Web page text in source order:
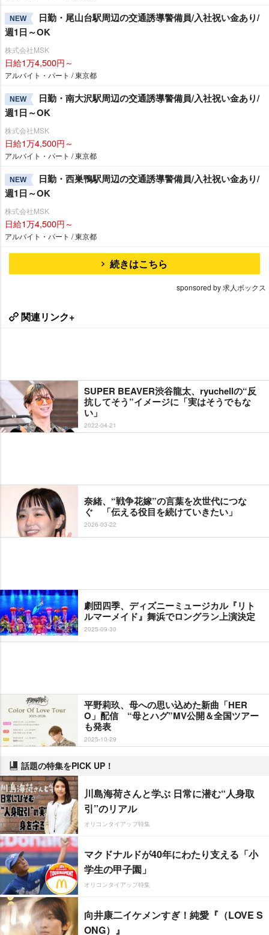
NEW
日勤・尾山台駅周辺の交通誘導警備員/入社祝い金あり/
週1日～OK
株式会社MSK
日給1万4,500円～
アルバイト・パート / 東京都
NEW
日勤・南大沢駅周辺の交通誘導警備員/入社祝い金あり/
週1日～OK
株式会社MSK
日給1万4,500円～
アルバイト・パート / 東京都
NEW
日勤・西巣鴨駅周辺の交通誘導警備員/入社祝い金あり/
週1日～OK
株式会社MSK
日給1万4,500円～
アルバイト・パート / 東京都
続きはこちら
sponsored by 求人ボックス
関連リンク+
SUPER BEAVER渋谷龍太、ryuchellの“反
抗してそう”イメージに「実はそうでもな
い」
2022-04-21
奈緒、“戦争花嫁”の言葉を次世代につな
ぐ 「伝える役目を続けていきたい」
2026-03-22
劇団四季、ディズニーミュージカル『リト
ルマーメイド』舞浜でロングラン上演決定
2025-09-30
平野莉玖、母への思い込めた新曲「HER
O」配信 “母とハグ”MV公開＆全国ツアー
も発表
2025-10-29
話題の特集をPICK UP！
川島海荷さんと学ぶ 日常に潜む“人身取
引”のリアル
オリコンタイアップ特集
マクドナルドが40年にわたり支える「小
学生の甲子園」
オリコンタイアップ特集
向井康二イケメンすぎ！純愛『（LOVE S
ONG）』